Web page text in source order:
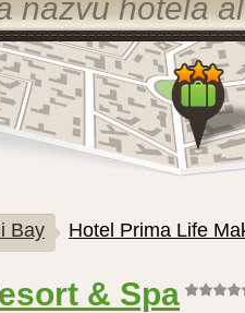
Bay Hotel Prima Life
& Spa